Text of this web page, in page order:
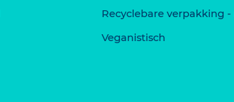
Recyclebare verpakking
Veganistisch